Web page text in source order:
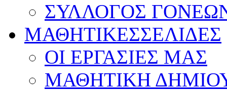
ΣΥΛΛΟΓΟΣ
ΜΑΘΗΤΙΚΕΣΣΕΛΙΔΕΣ
ΟΙ ΕΡΓΑΣΙΕΣ ΜΑΣ
ΜΑΘΗΤΙΚΗ